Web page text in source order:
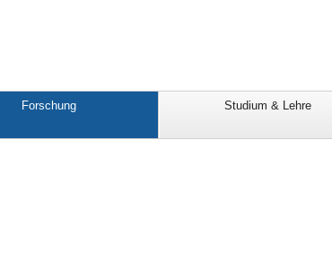
Forschung Studium & Lehre